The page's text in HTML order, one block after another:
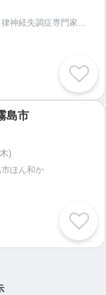
島市
)
ほん和か